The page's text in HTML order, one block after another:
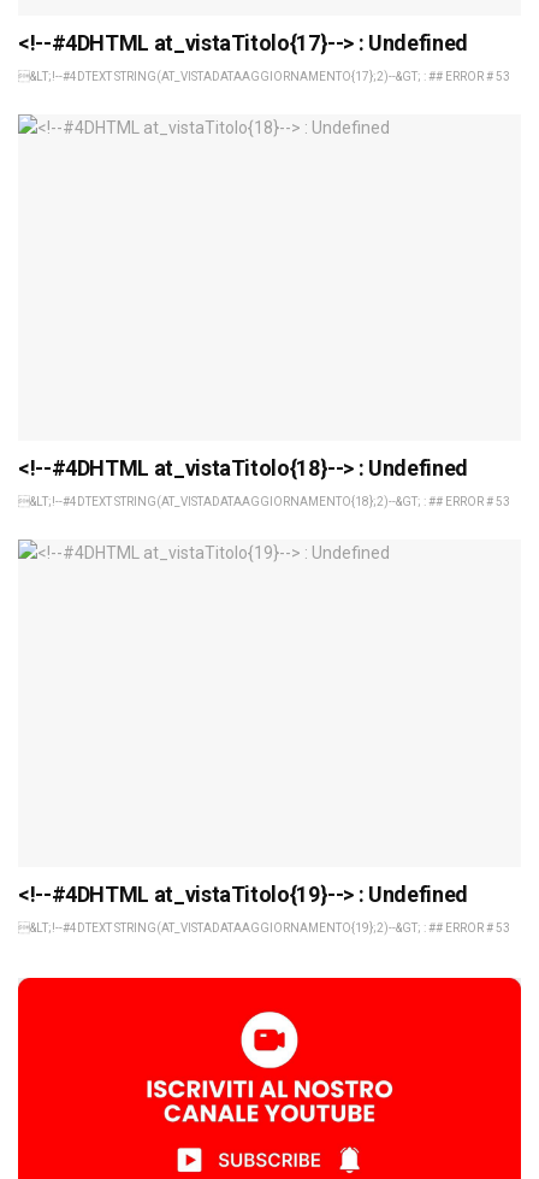
<!--#4DHTML at_vistaTitolo{17}--> : Undefined
&LT;!--#4DTEXT STRING(AT_VISTADATAAGGIORNAMENTO{17};2)--&GT; : ## ERROR # 53
<!--#4DHTML at_vistaTitolo{18}--> : Undefined
&LT;!--#4DTEXT STRING(AT_VISTADATAAGGIORNAMENTO{18};2)--&GT; : ## ERROR # 53
<!--#4DHTML at_vistaTitolo{19}--> : Undefined
&LT;!--#4DTEXT STRING(AT_VISTADATAAGGIORNAMENTO{19};2)--&GT; : ## ERROR # 53